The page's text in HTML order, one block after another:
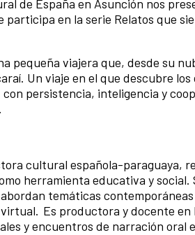
de España en Asunción nos
en la serie Relatos que
pequeña viajera que, desde su
Un viaje en el que descubre
persistencia, inteligencia y
cultural española-paraguaya,
herramienta educativa y social.
temáticas contemporáneas
Es productora y docente en
y encuentros de narración oral